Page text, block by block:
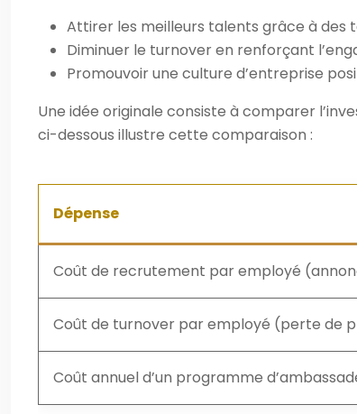
Attirer les meilleurs talents grâce à des
Diminuer le turnover en renforçant
Promouvoir une culture d’entreprise
Une idée originale consiste à comparer
ci-dessous illustre cette comparaison :
Dépense
Coût de recrutement par employé
Coût de turnover par employé (perte de
Coût annuel d’un programme